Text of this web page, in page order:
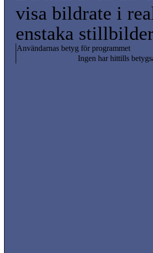
visa bildrate i
enstaka
Användarnas betyg för programmet
Ingen har hittills